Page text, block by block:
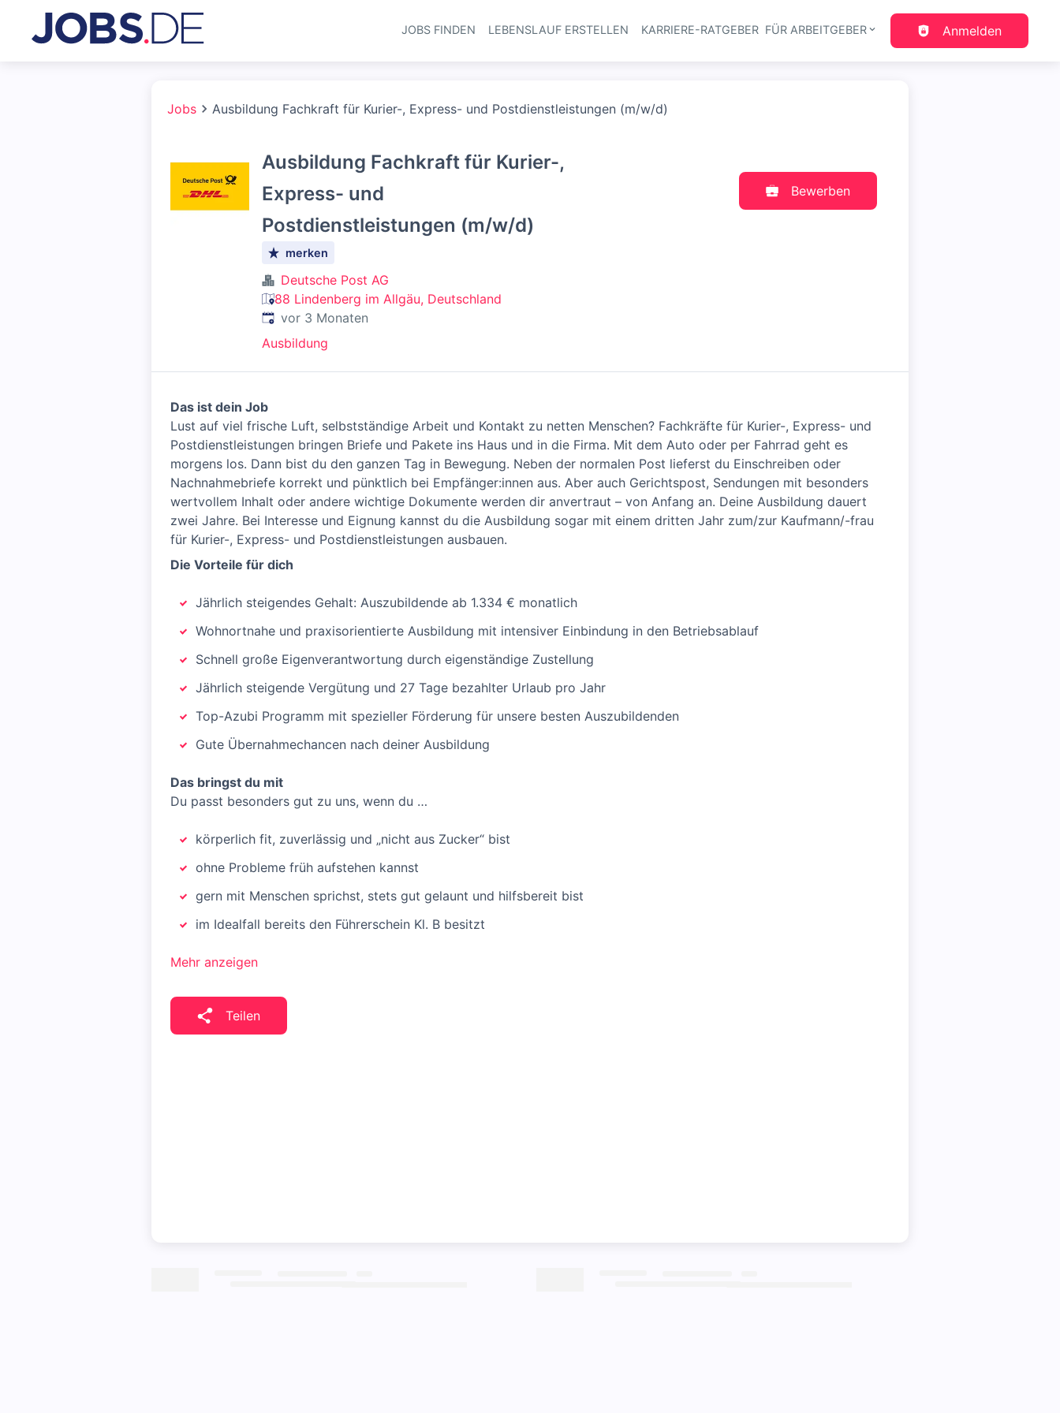
Haupt-Navigation
JOBS FINDEN LEBENSLAUF ERSTELLEN KARRIERE-RATGEBER FÜR ARBEITGEBER Anmelden
Jobs Ausbildung Fachkraft für Kurier-, Express- und Postdienstleistungen (m/w/d)
Ausbildung Fachkraft für Kurier-,
Express- und
Postdienstleistungen (m/w/d)
merken
Deutsche Post AG
88 Lindenberg im Allgäu, Deutschland
Veröffentlicht:
vor 3 Monaten
Ausbildung
Bewerben
Das ist dein Job
Lust auf viel frische Luft, selbstständige Arbeit und Kontakt zu netten Menschen? Fachkräfte für Kurier-, Express- und
Postdienstleistungen bringen Briefe und Pakete ins Haus und in die Firma. Mit dem Auto oder per Fahrrad geht es
morgens los. Dann bist du den ganzen Tag in Bewegung. Neben der normalen Post lieferst du Einschreiben oder
Nachnahmebriefe korrekt und pünktlich bei Empfänger:innen aus. Aber auch Gerichtspost, Sendungen mit besonders
wertvollem Inhalt oder andere wichtige Dokumente werden dir anvertraut – von Anfang an. Deine Ausbildung dauert
zwei Jahre. Bei Interesse und Eignung kannst du die Ausbildung sogar mit einem dritten Jahr zum/zur Kaufmann/-frau
für Kurier-, Express- und Postdienstleistungen ausbauen.
Die Vorteile für dich
Jährlich steigendes Gehalt: Auszubildende ab 1.334 € monatlich
Wohnortnahe und praxisorientierte Ausbildung mit intensiver Einbindung in den Betriebsablauf
Schnell große Eigenverantwortung durch eigenständige Zustellung
Jährlich steigende Vergütung und 27 Tage bezahlter Urlaub pro Jahr
Top-Azubi Programm mit spezieller Förderung für unsere besten Auszubildenden
Gute Übernahmechancen nach deiner Ausbildung
Das bringst du mit
Du passt besonders gut zu uns, wenn du …
körperlich fit, zuverlässig und „nicht aus Zucker“ bist
ohne Probleme früh aufstehen kannst
gern mit Menschen sprichst, stets gut gelaunt und hilfsbereit bist
im Idealfall bereits den Führerschein Kl. B besitzt
Mehr anzeigen
Teilen